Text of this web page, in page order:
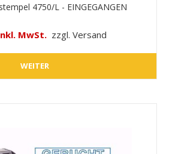
4750/L - EINGEGANGEN
MwSt. zzgl. Versand
WEITER